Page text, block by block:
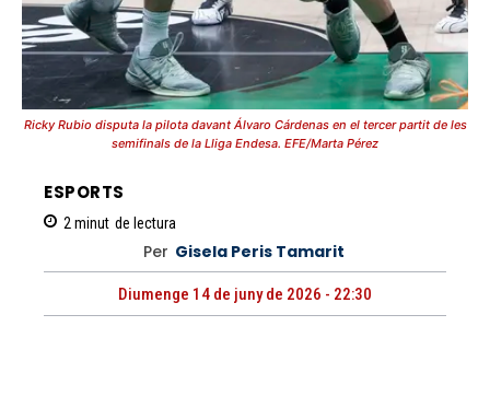
Ricky Rubio disputa la pilota davant Álvaro Cárdenas en el tercer partit de les
semifinals de la Lliga Endesa. EFE/Marta Pérez
ESPORTS
2 minut de lectura
Per Gisela Peris Tamarit
Diumenge 14 de juny de 2026 - 22:30